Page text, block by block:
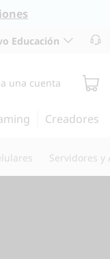
Educación
una cuenta
Creadores
Servidores y